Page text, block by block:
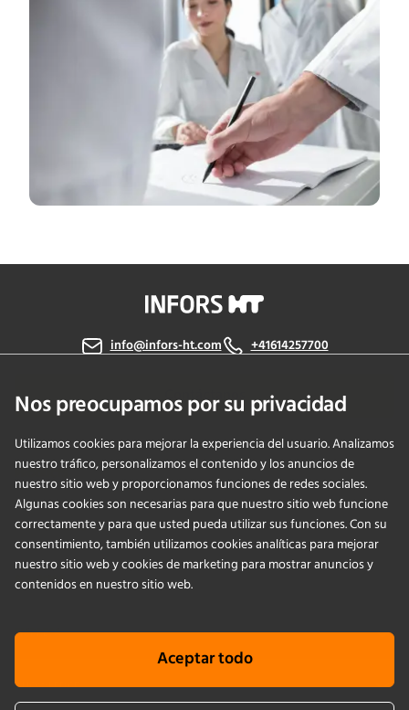
Nos preocupamos por su privacidad
Utilizamos cookies para mejorar la experiencia del usuario. Analizamos
nuestro tráfico, personalizamos el contenido y los anuncios de
nuestro sitio web y proporcionamos funciones de redes sociales.
Algunas cookies son necesarias para que nuestro sitio web funcione
correctamente y para que usted pueda utilizar sus funciones. Con su
consentimiento, también utilizamos cookies analíticas para mejorar
nuestro sitio web y cookies de marketing para mostrar anuncios y
contenidos en nuestro sitio web.
Aceptar todo
info@infors-ht.com +41614257700
Contáctanos
PRODUCTS
APPLICATIONS
SERVICIOS
EMPRESA
KNOWLEDGE